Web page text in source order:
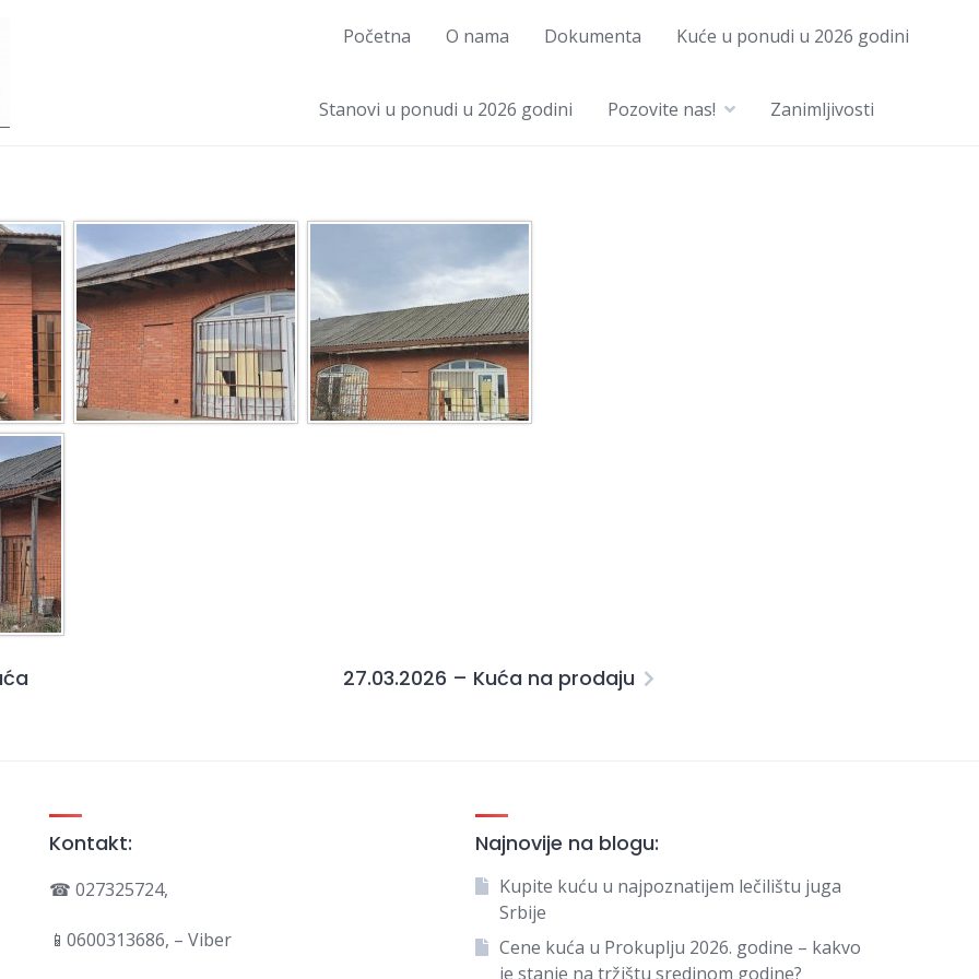
Početna O nama Dokumenta Kuće u ponudi u 2026 godini
Stanovi u ponudi u 2026 godini Pozovite nas! Zanimljivosti
27.03.2026 – Kuća na prodaju
Kontakt:
☎ 027325724,
📱0600313686, – Viber
Najnovije na blogu:
Kupite kuću u najpoznatijem lečilištu juga
Srbije
Cene kuća u Prokuplju 2026. godine – kakvo
je stanje na tržištu sredinom godine?